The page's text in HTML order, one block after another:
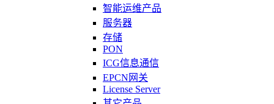
智能运维产品
服务器
存储
PON
ICG信息通信
EPCN网关
License Server